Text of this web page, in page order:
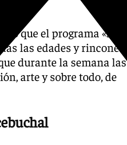
que el programa «se
las edades y rincones
durante la semana las
arte y sobre todo, de